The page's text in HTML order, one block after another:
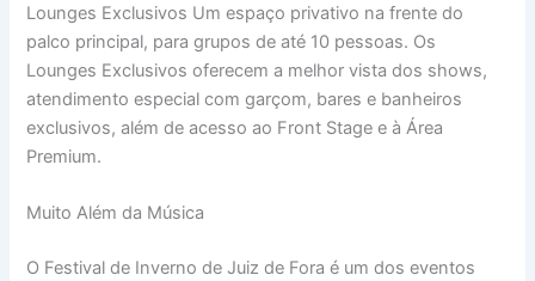
Lounges Exclusivos Um espaço privativo na frente do
palco principal, para grupos de até 10 pessoas. Os
Lounges Exclusivos oferecem a melhor vista dos shows,
atendimento especial com garçom, bares e banheiros
exclusivos, além de acesso ao Front Stage e à Área
Premium.
Muito Além da Música
O Festival de Inverno de Juiz de Fora é um dos eventos